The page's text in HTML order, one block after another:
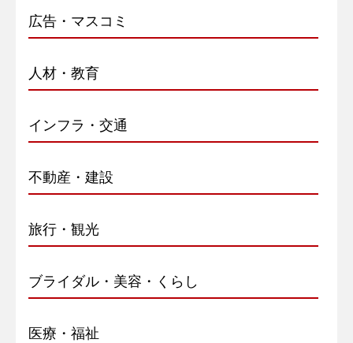
広告・マスコミ
人材・教育
インフラ・交通
不動産・建設
旅行・観光
ブライダル・美容・くらし
医療・福祉